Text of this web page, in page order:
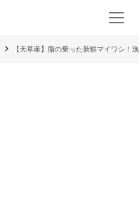
【天草産】脂の乗った新鮮マイワシ！